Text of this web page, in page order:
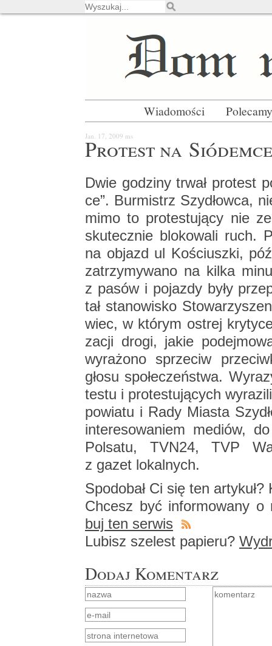
Wiadomości Polecamy
Jan. 17, 2009 ms
Pro­test na Sió­dem­ce
Dwie go­dzi­ny trwał pro­test
ce”. Bur­mistrz Szy­dłow­ca,
mi­mo to pro­te­stu­ją­cy nie
sku­tecz­nie blo­ko­wa­li ruch.
na ob­jazd ul Ko­ściusz­ki,
za­trzy­my­wa­no na kilka
z pasów i po­jaz­dy były
tał sta­no­wi­sko
wiec, w któ­rym ostrej
za­cji drogi, jakie
wy­ra­żo­no sprze­ciw
głosu spo­łe­czeń­stwa.
te­stu i pro­te­stu­ją­cych
po­wia­tu i Rady Mia­sta
in­te­re­so­wa­niem me­diów,
Pol­sa­tu, TVN24, TVP
z gazet lo­kal­nych.
Spodo­bał Ci się ten
Chcesz być in­for­mo­wa­ny o
buj ten ser­wis
Lu­bisz sze­lest pa­pie­ru?
Dodaj Komentarz